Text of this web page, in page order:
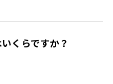
くらですか？